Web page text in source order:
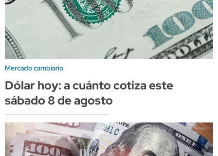
Mercado cambiario
Dólar hoy: a cuánto cotiza este
sábado 8 de agosto